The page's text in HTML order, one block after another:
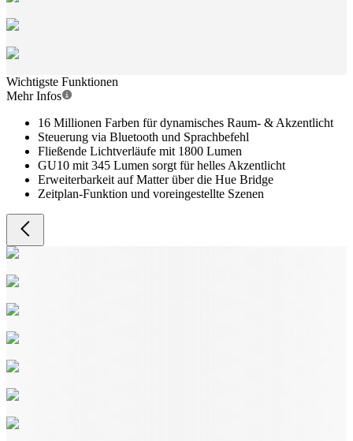
Wichtigste Funktionen
Mehr Infos
16 Millionen Farben für dynamisches Raum- & Akzentlicht
Steuerung via Bluetooth und Sprachbefehl
Fließende Lichtverläufe mit 1800 Lumen
GU10 mit 345 Lumen sorgt für helles Akzentlicht
Erweiterbarkeit auf Matter über die Hue Bridge
Zeitplan-Funktion und voreingestellte Szenen